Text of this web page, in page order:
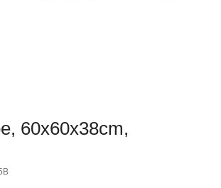
60x60x38cm,